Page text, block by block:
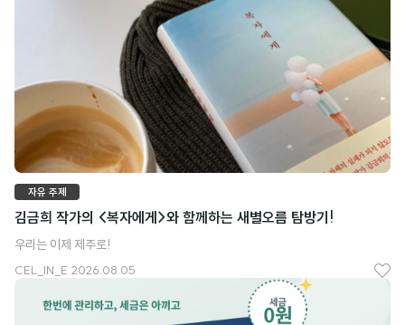
자유 주제
김금희 작가의 <복자에게>와 함께하는 새별오름 탐방기!
우리는 이제 제주로!
CEL_IN_E 2026.08.05
좋